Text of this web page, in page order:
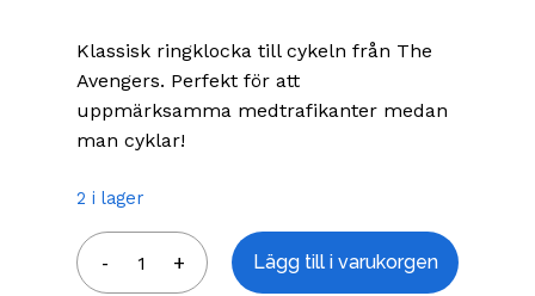
Klassisk ringklocka till cykeln från The
Avengers. Perfekt för att
uppmärksamma medtrafikanter medan
man cyklar!
2 i lager
Lägg till i varukorgen